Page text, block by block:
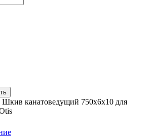
Шкив канатоведущий 750х6х10 для